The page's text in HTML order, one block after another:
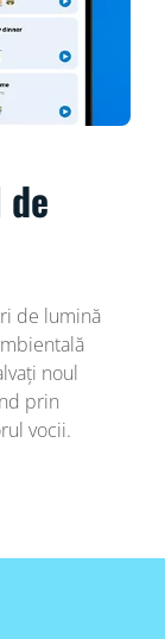
de lumină
noul
prin
vocii.